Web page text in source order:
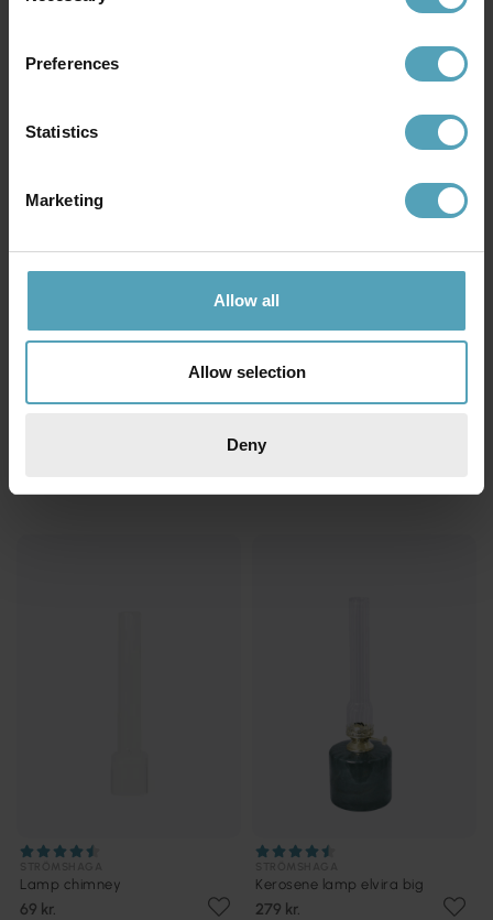
Preferences
Statistics
Marketing
Allow all
Allow selection
DenyWick 25cm
Lamp chimney
69 kr.
Kerosene lamp elvira big
279 kr.